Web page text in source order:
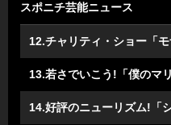
スポニチ芸能ニュース
12.チャリティ・ショー「モ
13.若さでいこう!「僕のマリ
14.好評のニューリズム!「